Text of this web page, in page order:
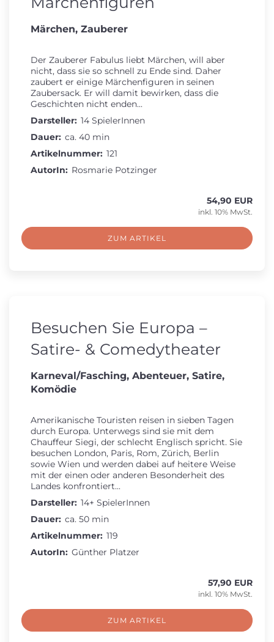
Märchen, Zauberer
Der Zauberer Fabulus liebt Märchen, will aber
nicht, dass sie so schnell zu Ende sind. Daher
zaubert er einige Märchenfiguren in seinen
Zaubersack. Er will damit bewirken, dass die
Geschichten nicht enden...
Darsteller: 14 SpielerInnen
Dauer: ca. 40 min
Artikelnummer: 121
AutorIn: Rosmarie Potzinger
54,90 EUR
inkl. 10% MwSt.
ZUM ARTIKEL
Besuchen Sie Europa –
Satire- & Comedytheater
Karneval/Fasching, Abenteuer, Satire,
Komödie
Amerikanische Touristen reisen in sieben Tagen
durch Europa. Unterwegs sind sie mit dem
Chauffeur Siegi, der schlecht Englisch spricht. Sie
besuchen London, Paris, Rom, Zürich, Berlin
sowie Wien und werden dabei auf heitere Weise
mit der einen oder anderen Besonderheit des
Landes konfrontiert...
Darsteller: 14+ SpielerInnen
Dauer: ca. 50 min
Artikelnummer: 119
AutorIn: Günther Platzer
57,90 EUR
inkl. 10% MwSt.
ZUM ARTIKEL